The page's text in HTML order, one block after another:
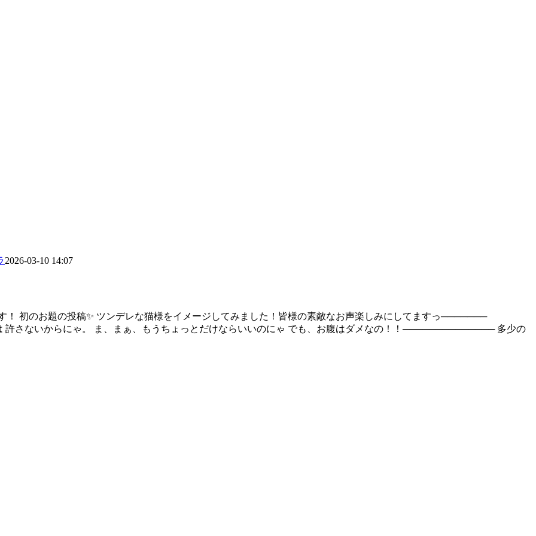
2026-03-10 14:07
！ 初のお題の投稿✨ ツンデレな猫様をイメージしてみました！皆様の素敵なお声楽しみにしてますっ ​───────​
さないからにゃ。 ま、まぁ、もうちょっとだけならいいのにゃ でも、お腹はダメなの！！ ​───────​─────── 多少の